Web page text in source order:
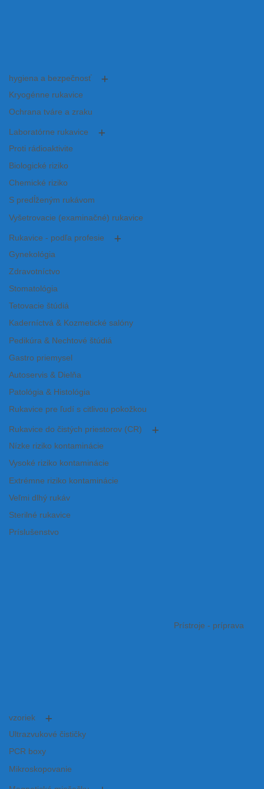
hygiena a bezpečnosť
Kryogénne rukavice
Ochrana tváre a zraku
Laboratórne rukavice
Proti rádioaktivite
Biologické riziko
Chemické riziko
S predĺženým rukávom
Vyšetrovacie (examinačné) rukavice
Rukavice - podľa profesie
Gynekológia
Zdravotníctvo
Stomatológia
Tetovacie štúdiá
Kaderníctvá & Kozmetické salóny
Pedikúra & Nechtové štúdiá
Gastro priemysel
Autoservis & Dielňa
Patológia & Histológia
Rukavice pre ľudí s citlivou pokožkou
Rukavice do čistých priestorov (CR)
Nízke riziko kontaminácie
Vysoké riziko kontaminácie
Extrémne riziko kontaminácie
Veľmi dlhý rukáv
Sterilné rukavice
Príslušenstvo
Prístroje - príprava
vzoriek
Ultrazvukové čističky
PCR boxy
Mikroskopovanie